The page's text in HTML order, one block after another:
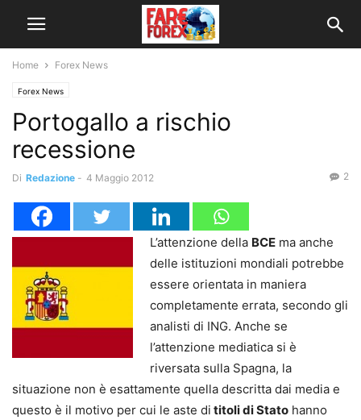
Home Forex News
Forex News
Portogallo a rischio
recessione
Di Redazione - 4 Maggio 2012 2
L’attenzione della BCE ma anche
delle istituzioni mondiali potrebbe
essere orientata in maniera
completamente errata, secondo gli
analisti di ING. Anche se
l’attenzione mediatica si è
riversata sulla Spagna, la
situazione non è esattamente quella descritta dai media e
questo è il motivo per cui le aste di titoli di Stato hanno